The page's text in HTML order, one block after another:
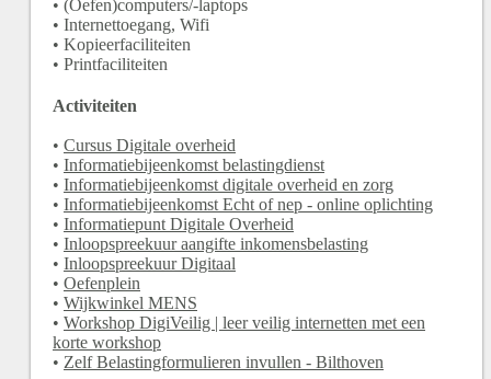
• (Oefen)computers/-laptops
• Internettoegang, Wifi
• Kopieerfaciliteiten
• Printfaciliteiten
Activiteiten
• Cursus Digitale overheid
• Informatiebijeenkomst belastingdienst
• Informatiebijeenkomst digitale overheid en zorg
• Informatiebijeenkomst Echt of nep - online oplichting
• Informatiepunt Digitale Overheid
• Inloopspreekuur aangifte inkomensbelasting
• Inloopspreekuur Digitaal
• Oefenplein
• Wijkwinkel MENS
• Workshop DigiVeilig | leer veilig internetten met een
korte workshop
• Zelf Belastingformulieren invullen - Bilthoven